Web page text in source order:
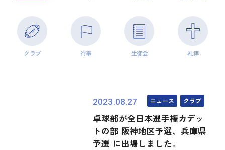
クラブ 行事 生徒会 礼拝
2023.08.27 ニュース クラブ
卓球部が全日本選手権カデッ
トの部 阪神地区予選、兵庫県
予選 に出場しました。